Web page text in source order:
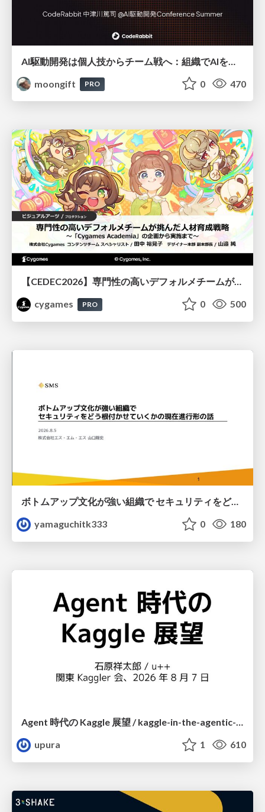
moongift
PRO 0 470
【CEDEC2026】専門性の高いデフォルメチームが挑んだ人材育成戦略 〜Cygames Academiaの企画から実施まで〜
cygames
PRO 0 500
ボトムアップ文化が強い組織で セキュリティをどう根付かせていくかの現在進行形の話 / Making Security Stick in a Bottom-Up Organization
yamaguchitk333
0 180
upura
1 610